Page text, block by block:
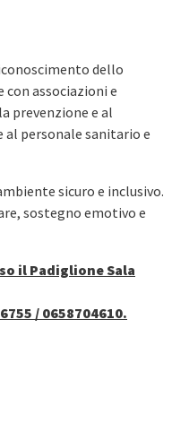
dello
con associazioni e
prevenzione e al
personale sanitario e
sicuro e inclusivo.
sostegno emotivo e
il Padiglione Sala
/ 0658704610.